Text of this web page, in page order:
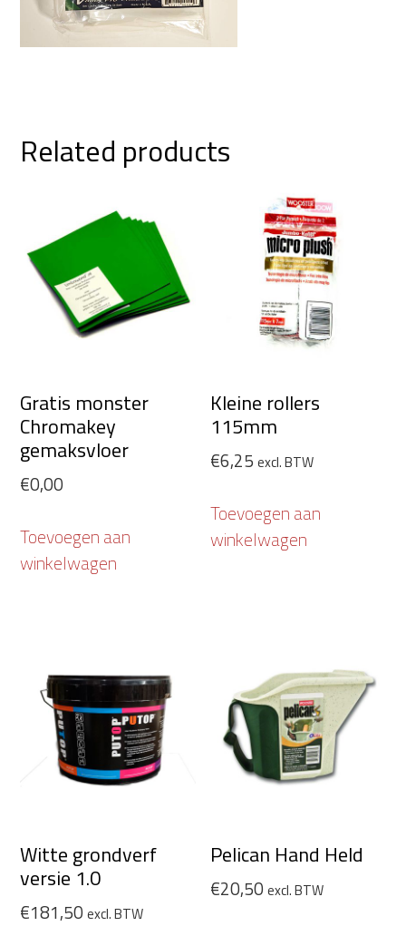
Related products
Gratis monster
Chromakey
gemaksvloer
€0,00
Toevoegen aan
winkelwagen
Kleine rollers
115mm
€6,25 excl. BTW
Toevoegen aan
winkelwagen
Witte grondverf
versie 1.0
€181,50 excl. BTW
Pelican Hand Held
€20,50 excl. BTW